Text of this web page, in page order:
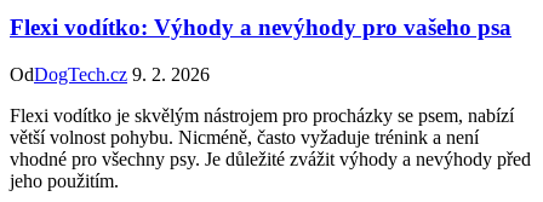
Flexi vodítko: Výhody a nevýhody pro vašeho psa
OdDogTech.cz 9. 2. 2026
Flexi vodítko je skvělým nástrojem pro procházky se psem, nabízí
větší volnost pohybu. Nicméně, často vyžaduje trénink a není
vhodné pro všechny psy. Je důležité zvážit výhody a nevýhody před
jeho použitím.